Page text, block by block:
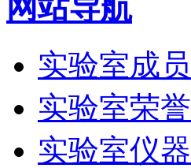
网站导航
实验室成员
实验室荣誉
实验室仪器